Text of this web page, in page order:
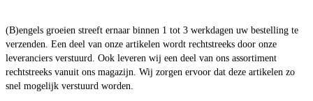
(B)engels groeien streeft ernaar binnen 1 tot 3 werkdagen uw bestelling te
verzenden. Een deel van onze artikelen wordt rechtstreeks door onze
leveranciers verstuurd. Ook leveren wij een deel van ons assortiment
rechtstreeks vanuit ons magazijn. Wij zorgen ervoor dat deze artikelen zo
snel mogelijk verstuurd worden.